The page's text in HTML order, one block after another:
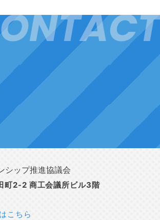
シップ推進協議会
町2-2 商工会議所ビル3階
こちら